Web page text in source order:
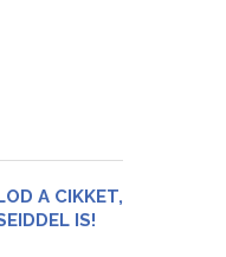
A CIKKET,
IS!